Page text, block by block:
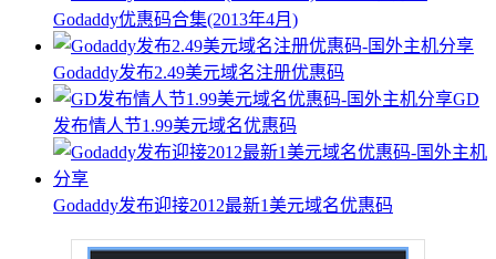
Godaddy优惠码合集(2013年4月)
Godaddy发布2.49美元域名注册优惠码
GD
发布情人节1.99美元域名优惠码
Godaddy发布迎接2012最新1美元域名优惠码